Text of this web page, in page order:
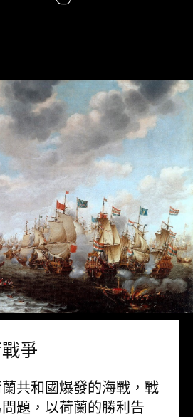
爭
共和國爆發的海戰，戰
題，以荷蘭的勝利告